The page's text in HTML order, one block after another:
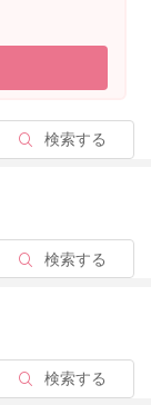
とんどですの
検索する
検索する
検索する